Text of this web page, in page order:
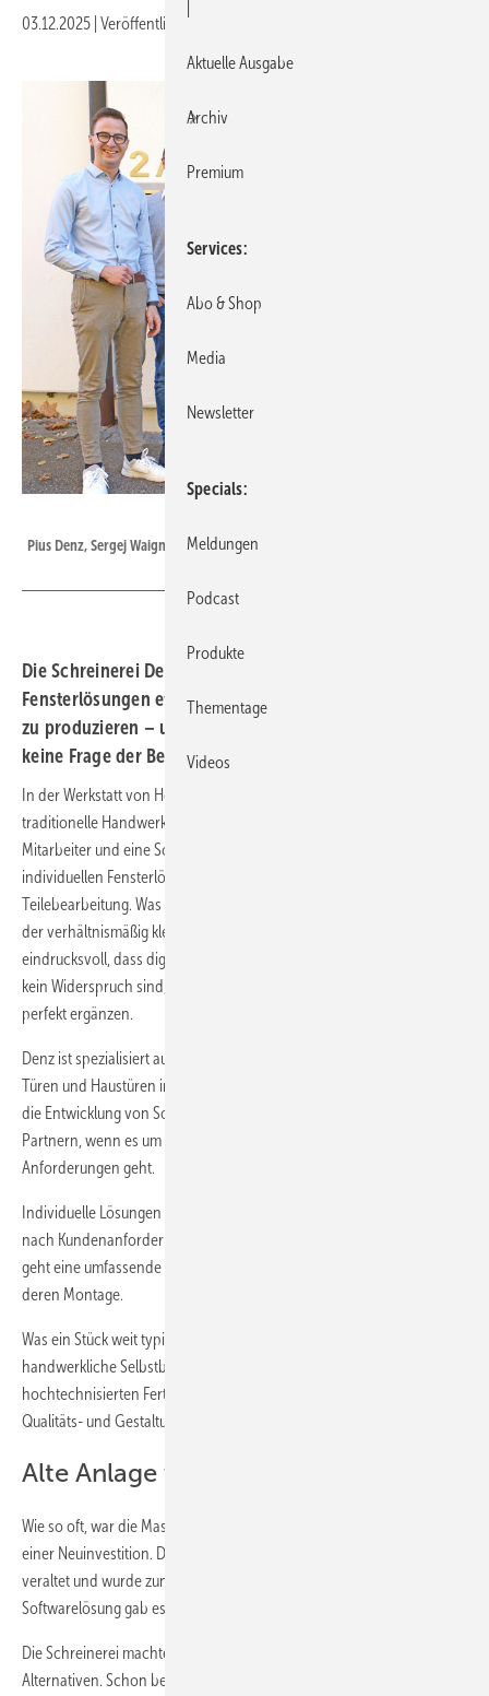
03.12.2025 Veröffentlicht in
Pius Denz, Sergej Waigner von 3E Datentechnik und Helmut Denz.
Die Schreinerei Denz nutzt 3E-Look, um individuelle
Fensterlösungen effizienter, präziser und unabhängiger
zu produzieren – und beweist, dass Zukunftsfähigkeit
keine Frage der Betriebsgröße ist.
In der Werkstatt von Helmut Denz im schwäbischen Weitnau trifft
traditionelle Handwerkskunst auf modernste Technologie. Acht
Mitarbeiter und eine Software, die alles möglich macht: von der
individuellen Fensterlösung bis zur vollautomatisierten
Teilebearbeitung. Was nach Hightech-Manufaktur klingt, ist Realität in
der verhältnismäßig kleinen Schreinerei. Der Familienbetrieb zeigt
eindrucksvoll, dass digitale Effizienz und handwerkliche Individualität
kein Widerspruch sind, sondern sich mit der richtigen Software
perfekt ergänzen.
Denz ist spezialisiert auf die Herstellung von Fenstern, Hebe-Schiebe-
Türen und Haustüren in Holz und Holz-Alu. Seine besondere Stärke ist
die Entwicklung von Sonderlösungen in Zusammenarbeit mit
Partnern, wenn es um besondere technische oder ästhetische
Anforderungen geht.
Individuelle Lösungen sind hier der Standard. Die Elemente werden je
nach Kundenanforderung auftragsspezifisch entwickelt. Damit einher
geht eine umfassende Detailplanung der zu fertigenden Teile und
deren Montage.
Was ein Stück weit typisch für den Holzfensterbau ist, ist das
handwerkliche Selbstbild. Denz versteht sich trotz der
hochtechnisierten Fertigung als Handwerker mit ausgeprägtem
Qualitäts- und Gestaltungsanspruch.
Alte Anlage wurde zum Engpass
Wie so oft, war die Maschine der Ausgangspunkt für die Überlegung
einer Neuinvestition. Die Produktionsanlage war technologisch
veraltet und wurde zunehmend zum Engpass. Mit der bestehenden
Softwarelösung gab es keine softwareseitige Maschinenansteuerung.
Die Schreinerei machte sich auf die Suche nach zukunftsfähigen
Alternativen. Schon bei der ersten CNC-Anlage hatten die
Aktuelle Ausgabe
Archiv
Premium
Services
Abo & Shop
Media
Newsletter
Specials
Meldungen
Podcast
Produkte
Thementage
Videos